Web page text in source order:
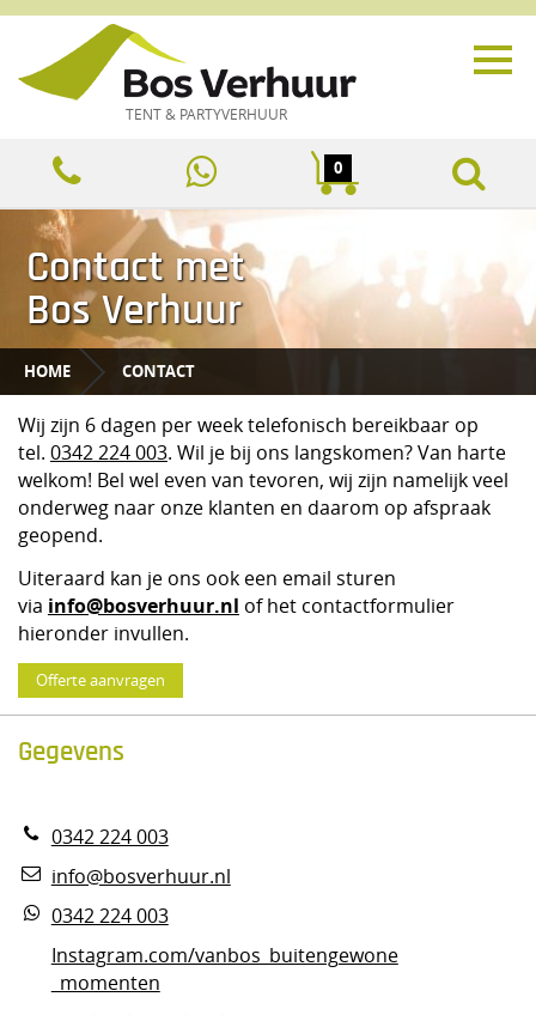
TENT & PARTYVERHUUR
0
Contact met
Bos Verhuur
HOME CONTACT
Wij zijn 6 dagen per week telefonisch bereikbaar op
tel. 0342 224 003. Wil je bij ons langskomen? Van harte
welkom! Bel wel even van tevoren, wij zijn namelijk veel
onderweg naar onze klanten en daarom op afspraak
geopend.
Uiteraard kan je ons ook een email sturen
via info@bosverhuur.nl of het contactformulier
hieronder invullen.
Offerte aanvragen
Gegevens
0342 224 003
info@bosverhuur.nl
0342 224 003
Instagram.com/vanbos_buitengewone
_momenten